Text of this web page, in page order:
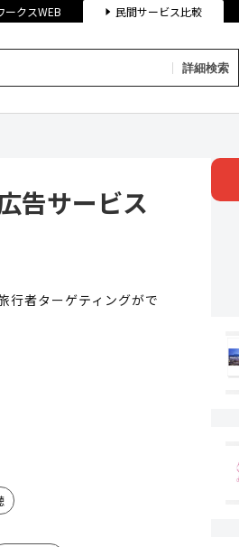
ークスWEB 民間サービス比較
詳細検索
告サービス
行者ターゲティングがで